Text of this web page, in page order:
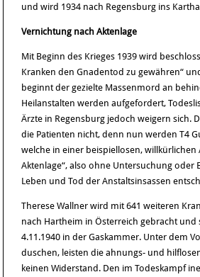
und wird 1934 nach Regensburg ins
Vernichtung nach Aktenlage
Mit Beginn des Krieges 1939 wird
Kranken den Gnadentod zu gewähren“
beginnt der gezielte Massenmord an
Heilanstalten werden aufgefordert,
Ärzte in Regensburg jedoch weigern sich.
die Patienten nicht, denn nun werden T4
welche in einer beispiellosen, willkürlichen
Aktenlage“, also ohne Untersuchung oder
Leben und Tod der Anstaltsinsassen
Therese Wallner wird mit 641 weiteren
nach Hartheim in Österreich gebracht und
4.11.1940 in der Gaskammer. Unter dem
duschen, leisten die ahnungs- und
keinen Widerstand. Den im Todeskampf